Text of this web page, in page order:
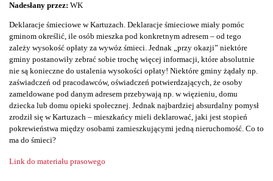
Nadesłany przez: WK
Deklaracje śmieciowe w Kartuzach. Deklaracje śmieciowe miały pomóc
gminom określić, ile osób mieszka pod konkretnym adresem – od tego
zależy wysokość opłaty za wywóz śmieci. Jednak „przy okazji” niektóre
gminy postanowiły zebrać sobie trochę więcej informacji, które absolutnie
nie są konieczne do ustalenia wysokości opłaty! Niektóre gminy żądały np.
zaświadczeń od pracodawców, oświadczeń potwierdzających, że osoby
zameldowane pod danym adresem przebywają np. w więzieniu, domu
dziecka lub domu opieki społecznej. Jednak najbardziej absurdalny pomysł
zrodził się w Kartuzach – mieszkańcy mieli deklarować, jaki jest stopień
pokrewieństwa między osobami zamieszkującymi jedną nieruchomość. Co to
ma do śmieci?
Link do materiału prasowego